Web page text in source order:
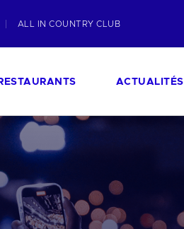
ALL IN COUNTRY CLUB
RESTAURANTS ACTUALITÉS